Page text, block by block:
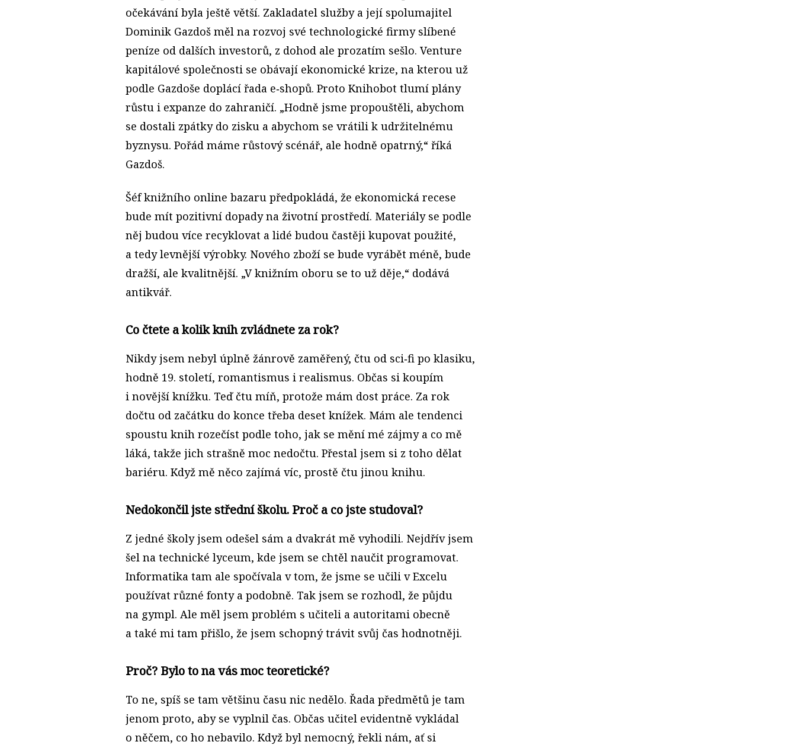
očekávání byla ještě větší. Zakladatel služby a její spolumajitel
Dominik Gazdoš měl na rozvoj své technologické firmy slíbené
peníze od dalších investorů, z dohod ale prozatím sešlo. Venture
kapitálové společnosti se obávají ekonomické krize, na kterou už
podle Gazdoše doplácí řada e‑shopů. Proto Knihobot tlumí plány
růstu i expanze do zahraničí. „Hodně jsme propouštěli, abychom
se dostali zpátky do zisku a abychom se vrátili k udržitelnému
byznysu. Pořád máme růstový scénář, ale hodně opatrný,“ říká
Gazdoš.
Šéf knižního online bazaru předpokládá, že ekonomická recese
bude mít pozitivní dopady na životní prostředí. Materiály se podle
něj budou více recyklovat a lidé budou častěji kupovat použité,
a tedy levnější výrobky. Nového zboží se bude vyrábět méně, bude
dražší, ale kvalitnější. „V knižním oboru se to už děje,“ dodává
antikvář.
Co čtete a kolik knih zvládnete za rok?
Nikdy jsem nebyl úplně žánrově zaměřený, čtu od sci‑fi po klasiku,
hodně 19. století, romantismus i realismus. Občas si koupím
i novější knížku. Teď čtu míň, protože mám dost práce. Za rok
dočtu od začátku do konce třeba deset knížek. Mám ale tendenci
spoustu knih rozečíst podle toho, jak se mění mé zájmy a co mě
láká, takže jich strašně moc nedočtu. Přestal jsem si z toho dělat
bariéru. Když mě něco zajímá víc, prostě čtu jinou knihu.
Nedokončil jste střední školu. Proč a co jste studoval?
Z jedné školy jsem odešel sám a dvakrát mě vyhodili. Nejdřív jsem
šel na technické lyceum, kde jsem se chtěl naučit programovat.
Informatika tam ale spočívala v tom, že jsme se učili v Excelu
používat různé fonty a podobně. Tak jsem se rozhodl, že půjdu
na gympl. Ale měl jsem problém s učiteli a autoritami obecně
a také mi tam přišlo, že jsem schopný trávit svůj čas hodnotněji.
Proč? Bylo to na vás moc teoretické?
To ne, spíš se tam většinu času nic nedělo. Řada předmětů je tam
jenom proto, aby se vyplnil čas. Občas učitel evidentně vykládal
o něčem, co ho nebavilo. Když byl nemocný, řekli nám, ať si